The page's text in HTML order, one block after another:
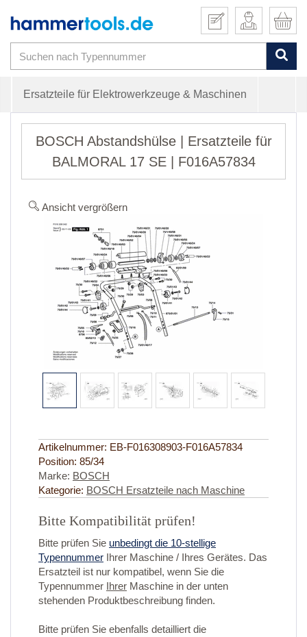
Ersatzteile für Elektrowerkzeuge & Maschinen
BOSCH Abstandshülse | Ersatzteile für
BALMORAL 17 SE | F016A57834
Ansicht vergrößern
Artikelnummer: EB-F016308903-F016A57834
Position: 85/34
Marke: BOSCH
Kategorie: BOSCH Ersatzteile nach Maschine
Bitte Kompatibilität prüfen!
Bitte prüfen Sie unbedingt die 10-stellige
Typennummer Ihrer Maschine / Ihres Gerätes. Das
Ersatzteil ist nur kompatibel, wenn Sie die
Typennummer Ihrer Maschine in der unten
stehenden Produktbeschreibung finden.
Bitte prüfen Sie ebenfalls detailliert die